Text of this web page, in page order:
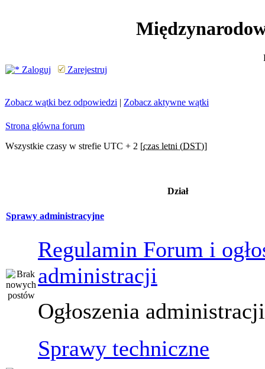
Zaloguj
Zarejestruj
Zobacz wątki bez odpowiedzi | Zobacz aktywne wątki
Strona główna forum
Wszystkie czasy w strefie UTC + 2 [czas letni (DST)]
Dział
Sprawy administracyjne
Regulamin Forum i
administracji
Ogłoszenia
Sprawy techniczne